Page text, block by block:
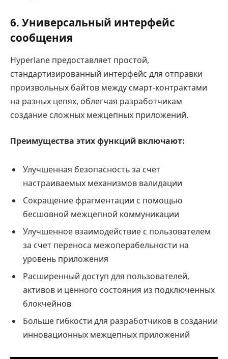
6. Универсальный интерфейс
сообщения
Hyperlane предоставляет простой,
стандартизированный интерфейс для отправки
произвольных байтов между смарт-контрактами
на разных цепях, облегчая разработчикам
создание сложных межцепных приложений.
Преимущества этих функций включают:
Улучшенная безопасность за счет
настраиваемых механизмов валидации
Сокращение фрагментации с помощью
бесшовной межцепной коммуникации
Улучшенное взаимодействие с пользователем
за счет переноса межоперабельности на
уровень приложения
Расширенный доступ для пользователей,
активов и ценного состояния из подключенных
блокчейнов
Больше гибкости для разработчиков в создании
инновационных межцепных приложений